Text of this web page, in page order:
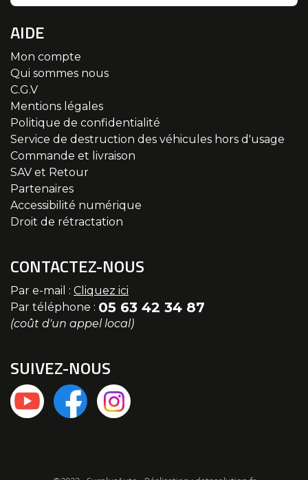
AIDE
Mon compte
Qui sommes nous
C.G.V
Mentions légales
Politique de confidentialité
Service de destruction des véhicules hors d'usage
Commande et livraison
SAV et Retour
Partenaires
Accessibilité numérique
Droit de rétractation
CONTACTEZ-NOUS
Par e-mail : Cliquez ici
Par téléphone : 05 63 42 34 87
(coût d'un appel local)
SUIVEZ-NOUS